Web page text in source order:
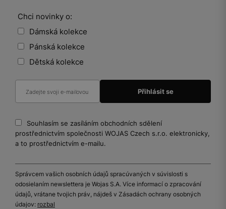
Chci novinky o:
Dámská kolekce
Pánská kolekce
Dětská kolekce
Souhlasím se zasíláním obchodních sdělení
prostřednictvím společnosti WOJAS Czech s.r.o. elektronicky,
a to prostřednictvím e-mailu.
Správcem vašich osobních údajů spracúvaných v súvislosti s
odosielaním newslettera je Wojas S.A. Více informací o zpracování
údajů, vrátane tvojich práv, nájdeš v Zásadách ochrany osobných
údajov: rozbal